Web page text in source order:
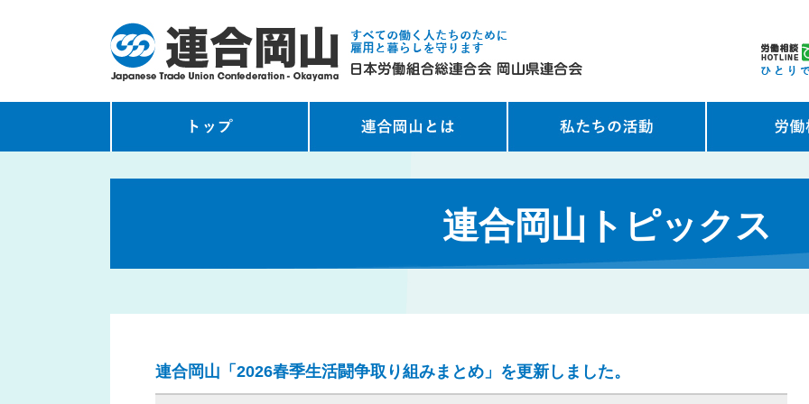
連合岡山トピックス
連合岡山「2026春季生活闘争取り組みまとめ」を更新しました。